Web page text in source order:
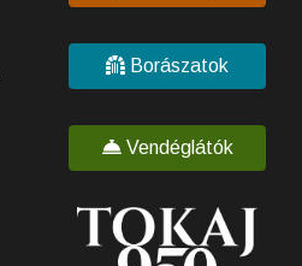
Borászatok
Vendéglátók